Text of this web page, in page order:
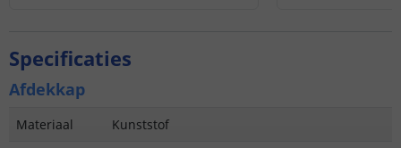
Specificaties
Afdekkap
Materiaal
Kunststof